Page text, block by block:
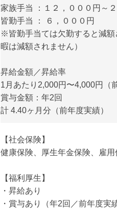
家族手当 ：１２，０００円～
皆勤手当 ： ６，０００円
※皆勤手当ては欠勤すると減
暇は減額されません）
昇給金額／昇給率
1月あたり2,000円〜4,000円（
賞与金額：年2回
計 4.40ヶ月分（前年度実績）
【社会保険】
健康保険、厚生年金保険、雇
【福利厚生】
・昇給あり
・賞与あり（年2回／前年度実